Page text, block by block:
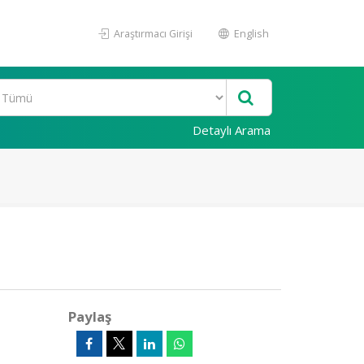
Araştırmacı Girişi English
Detaylı Arama
Paylaş